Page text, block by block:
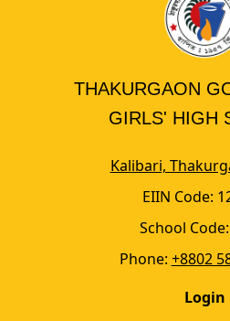
THAKURGAON
GIRLS' HIGH
Kalibari,
EIIN Code:
School
Phone: +8802
Login